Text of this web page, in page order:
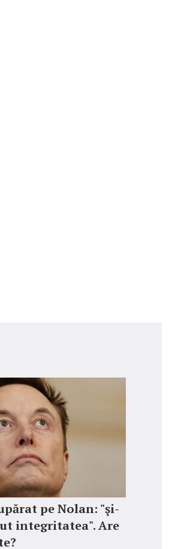
pe Nolan: "şi-
integritatea". Are